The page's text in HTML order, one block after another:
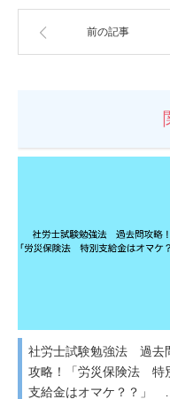
前の記事
社労士試験勉強法 過去
攻略！「労災保険法 特
支給金はオマケ？？」 …